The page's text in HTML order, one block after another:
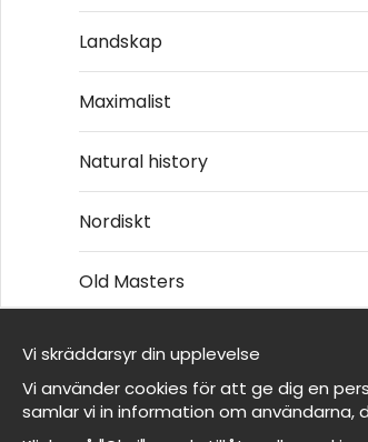
-
-
-
-
-
-
© 2026 Wallnest
Landskap
Maximalist
Natural history
Nordiskt
Old Masters
Vi är Wallnest
FAQ
Vi skräddarsyr din upplevelse
Vi använder cookies för att ge dig en
samlar vi in information om användarna,